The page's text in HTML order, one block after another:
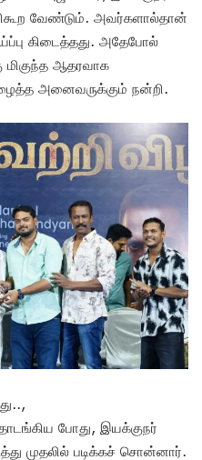
வேண்டும். அவர்களால்தான்
கிடைத்தது. அதேபோல்
மிகுந்த ஆதரவாக
அனைவருக்கும் நன்றி.
போது, இயக்குநர்
முதலில் படிக்கச் சொன்னார்.